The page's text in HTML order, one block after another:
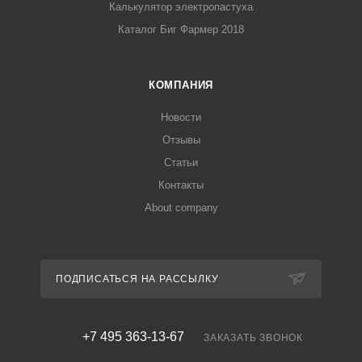
Калькулятор электропастуха
Каталог Биг Фармер 2018
КОМПАНИЯ
Новости
Отзывы
Статьи
Контакты
About company
ПОДПИСАТЬСЯ НА РАССЫЛКУ
+7 495 363-13-67 ЗАКАЗАТЬ ЗВОНОК